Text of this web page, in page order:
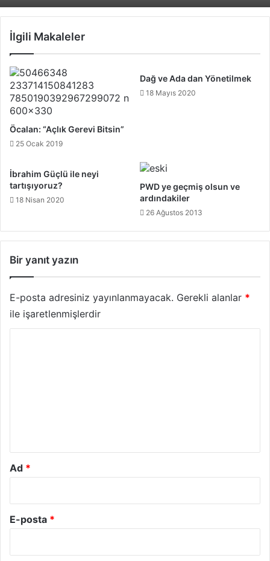
İlgili Makaleler
Öcalan: “Açlık Gerevi Bitsin”
25 Ocak 2019
Dağ ve Ada dan Yönetilmek
18 Mayıs 2020
İbrahim Güçlü ile neyi
tartışıyoruz?
18 Nisan 2020
PWD ye geçmiş olsun ve
ardındakiler
26 Ağustos 2013
Bir yanıt yazın
E-posta adresiniz yayınlanmayacak. Gerekli alanlar *
ile işaretlenmişlerdir
Ad *
E-posta *